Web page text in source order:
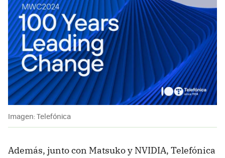
Imagen: Telefónica
Además, junto con Matsuko y NVIDIA, Telefónica